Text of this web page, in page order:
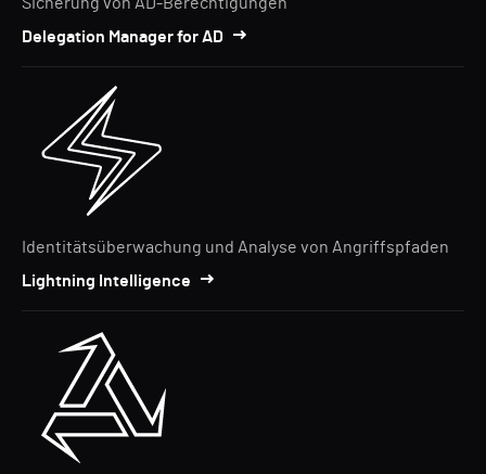
Delegation Manager for AD
Identitätsüberwachung und Analyse von Angriffspfaden
Lightning Intelligence